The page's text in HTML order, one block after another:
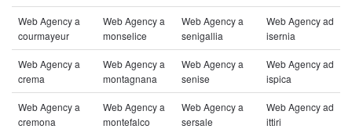
Web Agency a
courmayeur
Web Agency a
monselice
Web Agency a
senigallia
Web Agency ad
isernia
Web Agency a
crema
Web Agency a
montagnana
Web Agency a
senise
Web Agency ad
ispica
Web Agency a
cremona
Web Agency a
montefalco
Web Agency a
sersale
Web Agency ad
ittiri